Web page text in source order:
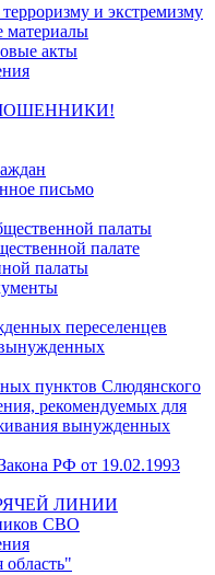
и экстремизму
акты
письмо
палаты
палате
палаты
переселенцев
пунктов Слюдянского
рекомендуемых для
вынужденных
РФ от 19.02.1993
ЛИНИИ
СВО